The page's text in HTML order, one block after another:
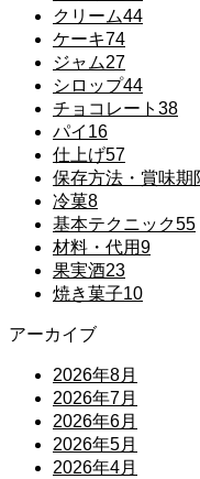
クリーム44
ケーキ74
ジャム27
シロップ44
チョコレート 38
パイ 16
仕上げ57
保存方法・賞味期
冷菓8
基本テクニック55
材料・代用9
果実酒23
焼き菓子10
アーカイブ
2026年8月
2026年7月
2026年6月
2026年5月
2026年4月